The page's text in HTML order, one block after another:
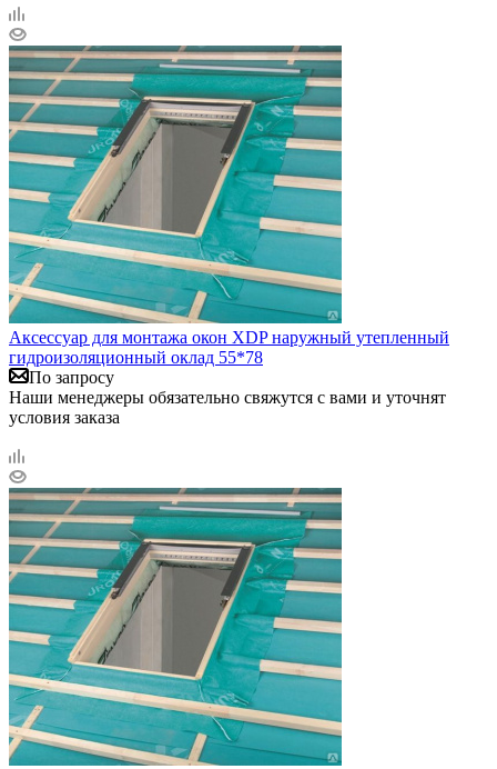
Аксессуар для монтажа окон XDP наружный утепленный
гидроизоляционный оклад 55*78
По запросу
Наши менеджеры обязательно свяжутся с вами и уточнят
условия заказа